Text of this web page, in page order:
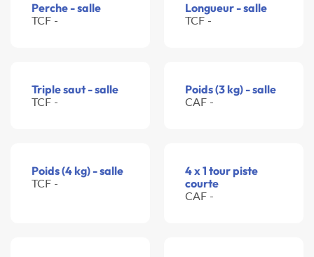
Perche - salle
TCF -
Longueur - salle
TCF -
Triple saut - salle
TCF -
Poids (3 kg) - salle
CAF -
Poids (4 kg) - salle
TCF -
4 x 1 tour piste
courte
CAF -